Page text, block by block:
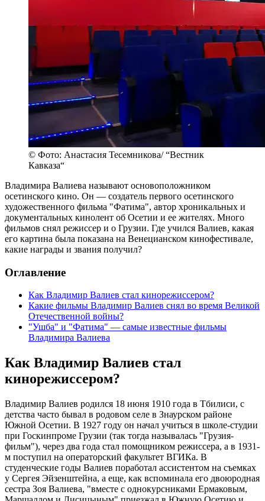
© Фото: Анастасия Тесемникова/ “Вестник
Кавказа“
Владимира Валиева называют основоположником
осетинского кино. Он — создатель первого осетинского
художественного фильма "Фатима", автор хроникальных и
документальных кинолент об Осетии и ее жителях. Много
фильмов снял режиссер и о Грузии. Где учился Валиев, какая
его картина была показана на Венецианском кинофестивале,
какие награды и звания получил?
Оглавление
Как Владимир Валиев стал кинорежиссером?
Какие фильмы Владимир Валиев снял во время Великой
Отечественной войны?
"Ушба" и "Фатима" — самые известные фильмы
Владимира Валиева
Как Владимир Валиев стал
кинорежиссером?
Владимир Валиев родился 18 июня 1910 года в Тбилиси, с
детства часто бывал в родовом селе в Знаурском районе
Южной Осетии. В 1927 году он начал учиться в школе-студии
при Госкинпроме Грузии (так тогда называлась "Грузия-
фильм"), через два года стал помощником режиссера, а в 1931-
м поступил на операторский факультет ВГИКа. В
студенческие годы Валиев поработал ассистентом на съемках
у Сергея Эйзенштейна, а еще, как вспоминала его двоюродная
сестра Зоя Валиева, "вместе с однокурсниками Ермаковым,